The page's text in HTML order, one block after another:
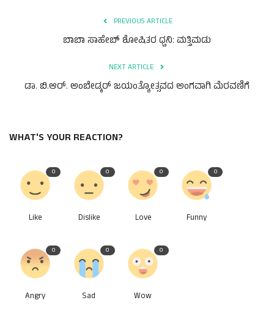
PREVIOUS ARTICLE
ಬಾಬಾ ಸಾಹೇಬ್‌ ಶೋಷಿತರ ಧ್ವನಿ: ಮತ್ತಿಮಡು
NEXT ARTICLE
ಡಾ. ಬಿ.ಆರ್. ಅಂಬೇಡ್ಕರ್ ಜಯಂತ್ಯೋತ್ಸವದ ಅಂಗವಾಗಿ ಮೆರವಣಿಗೆ
WHAT'S YOUR REACTION?
0
Like
0
Dislike
0
Love
0
Funny
0
Angry
0
Sad
0
Wow